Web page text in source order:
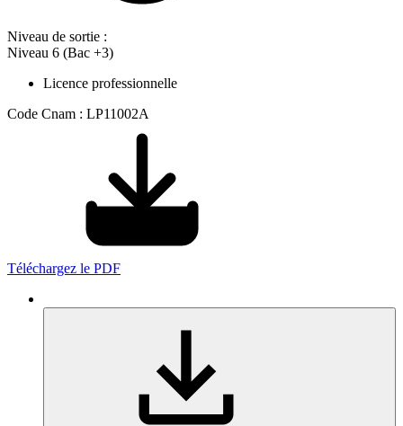
Niveau de sortie :
Niveau 6 (Bac +3)
Licence professionnelle
Code Cnam : LP11002A
Téléchargez le PDF